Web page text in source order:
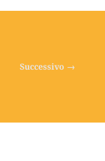
Successivo →